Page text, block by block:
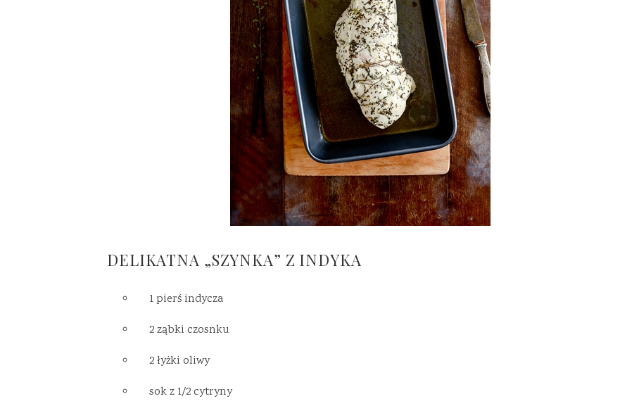
DELIKATNA „SZYNKA” Z INDYKA
1 pierś indycza
2 ząbki czosnku
2 łyżki oliwy
sok z 1/2 cytryny